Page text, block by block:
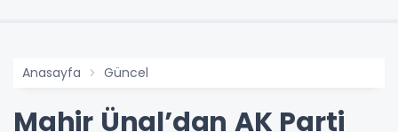
Anasayfa Güncel
Mahir Ünal’dan AK Parti